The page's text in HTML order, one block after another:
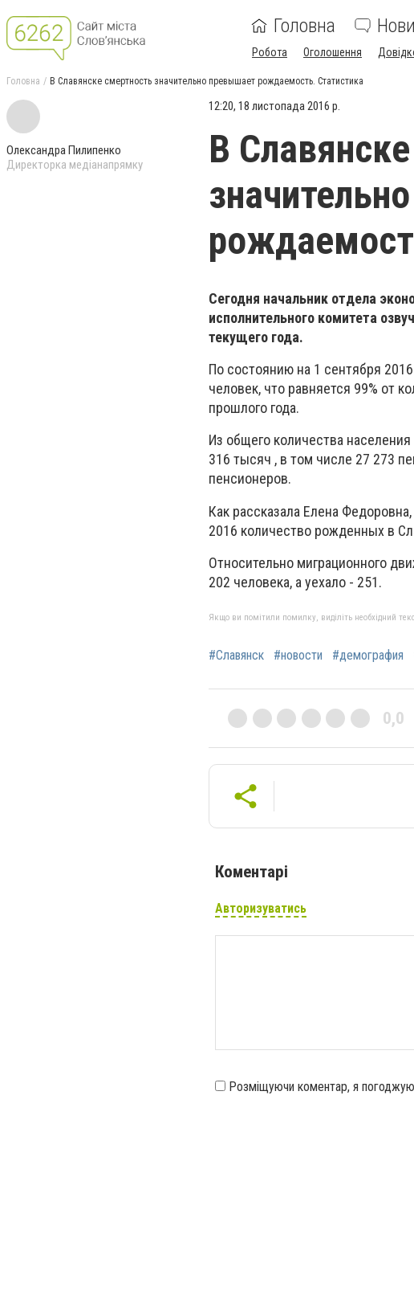
Головна
Робота Оголошення
Головна В Славянске смертность значительно превышает рождаемость. Статистика
Олександра Пилипенко
Директорка медіанапрямку
12:20, 18 листопада 2016 р.
В
Сегодня начальник отдела
исполнительного комитета
текущего года.
По состоянию на 1 сентября
человек, что равняется 99% от
прошлого года.
Из общего количества
316 тысяч , в том числе 27 273
пенсионеров.
Как рассказала Елена
2016 количество рожденных в
Относительно миграционного
202 человека, а уехало - 251.
Якщо ви помітили помилку, виділіть необхідний
#Славянск #новости #демография
0,0
Коментарі
Авторизуватись
Розміщуючи коментар, я